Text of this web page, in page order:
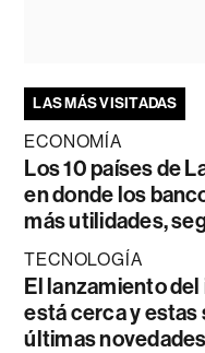
LAS MÁS VISITADAS
ECONOMÍA
Los 10 países de
en donde los
más utilidades,
TECNOLOGÍA
El lanzamiento del
está cerca y estas
últimas novedades